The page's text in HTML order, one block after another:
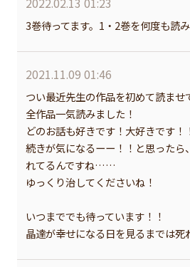
3巻待ってます。1・2巻を何度も読み
2021.11.09 01:46
つい最近先生の作品を初めて読ませ
全作品一気読みました！
どのお話も好きです！大好きです！
続きが気になるーー！！と思ったら
れてるんですね……
ゆっくり治してくださいね！
いつまででも待っています！！
晶達が幸せになる日を見るまでは死